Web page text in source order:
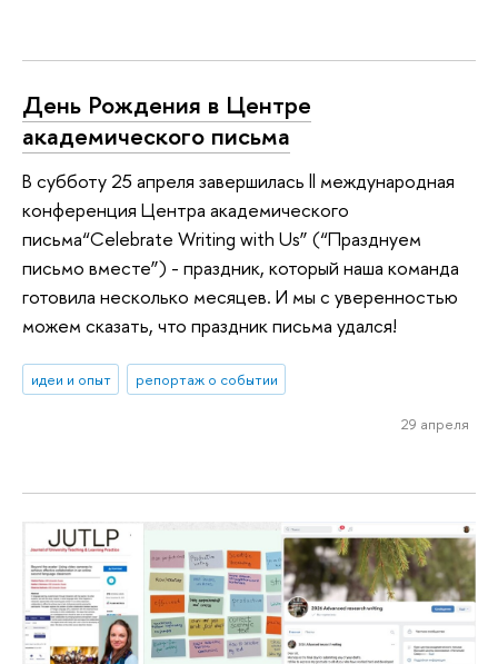
День Рождения в Центре
академического письма
В субботу 25 апреля завершилась ll международная
конференция Центра академического
письма“Celebrate Writing with Us” (“Празднуем
письмо вместе”) - праздник, который наша команда
готовила несколько месяцев. И мы с уверенностью
можем сказать, что праздник письма удался!
идеи и опыт репортаж о событии
29 апреля